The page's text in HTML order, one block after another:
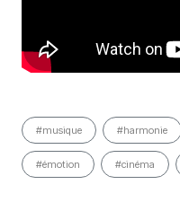
#musique #harmonie
#émotion #cinéma